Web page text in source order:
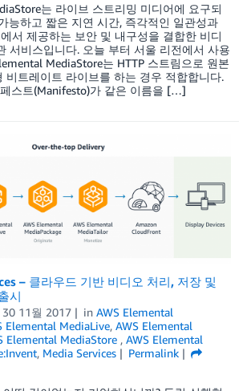
는 라이브 스트리밍 미디어에 요구되
능하고 짧은 지연 시간, 즉각적인 일관성과
서 제공하는 보안 및 내구성을 결합한 비디
서비스입니다. 오늘 부터 서울 리전에서 사용
MediaStore는 HTTP 스트림으로 원본
비트레이트 라이브를 하는 경우 적합합니다.
스트(Manifesto)가 같은 이름을 […]
– 클라우드 기반 비디오 처리, 저장 및
시
30 11월 2017 in AWS Elemental
Elemental MediaLive, AWS Elemental
Elemental MediaStore , AWS Elemental
, Media Services
Permalink